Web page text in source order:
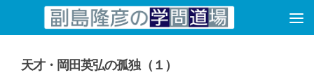
コンテンツへスキップ
天才・岡田英弘の孤独（１）